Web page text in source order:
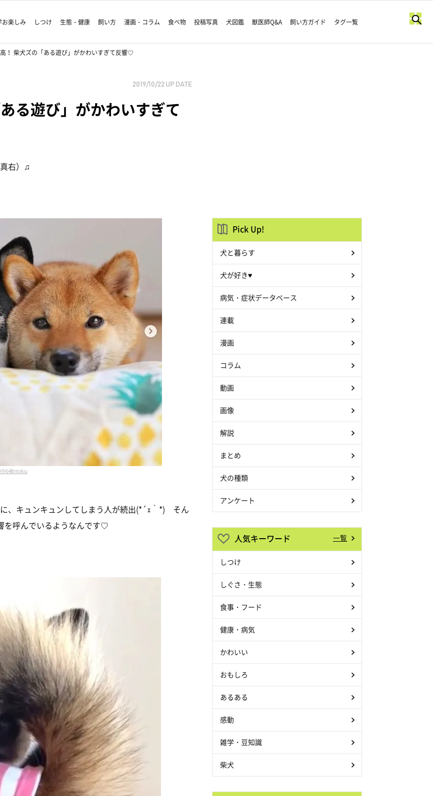
お楽しみ しつけ 生態・健康 飼い方 漫画・コラム 食べ物 投稿写真 犬図鑑 獣医師Q&A 飼い方ガイド タグ一覧
！ 柴犬ズの「ある遊び」がかわいすぎて反響♡
2019/10/22 UP DATE
る遊び」がかわいすぎて
右）♫
9648miku
、キュンキュンしてしまう人が続出(*´ｪ｀*) そん
を呼んでいるようなんです♡
Pick Up!
犬と暮らす
犬が好き♥
病気・症状データベース
連載
漫画
コラム
動画
画像
解説
まとめ
犬の種類
アンケート
人気キーワード 一覧
しつけ
しぐさ・生態
食事・フード
健康・病気
かわいい
おもしろ
あるある
感動
雑学・豆知識
柴犬